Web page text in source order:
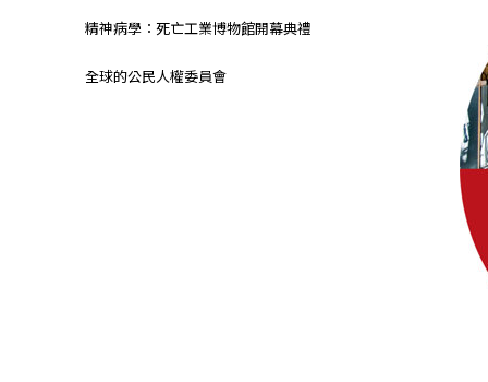
精神病學：死亡工業博物館開幕典禮
全球的公民人權委員會